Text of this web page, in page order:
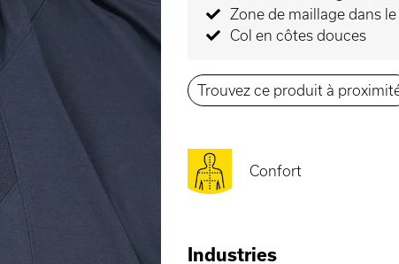
Zone de maillage dans
Col en côtes douces
Trouvez ce produit à
Confort
Industries